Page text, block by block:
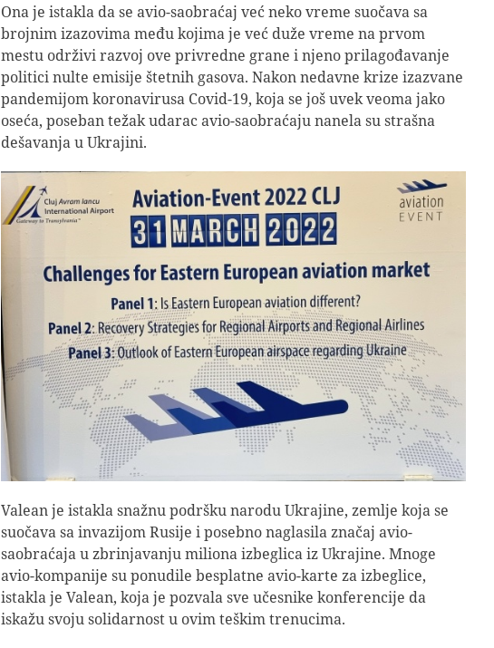
Ona je istakla da se avio-saobraćaj već neko vreme suočava sa
brojnim izazovima među kojima je već duže vreme na prvom
mestu održivi razvoj ove privredne grane i njeno prilagođavanje
politici nulte emisije štetnih gasova. Nakon nedavne krize izazvane
pandemijom koronavirusa Covid-19, koja se još uvek veoma jako
oseća, poseban težak udarac avio-saobraćaju nanela su strašna
dešavanja u Ukrajini.
Valean je istakla snažnu podršku narodu Ukrajine, zemlje koja se
suočava sa invazijom Rusije i posebno naglasila značaj avio-
saobraćaja u zbrinjavanju miliona izbeglica iz Ukrajine. Mnoge
avio-kompanije su ponudile besplatne avio-karte za izbeglice,
istakla je Valean, koja je pozvala sve učesnike konferencije da
iskažu svoju solidarnost u ovim teškim trenucima.